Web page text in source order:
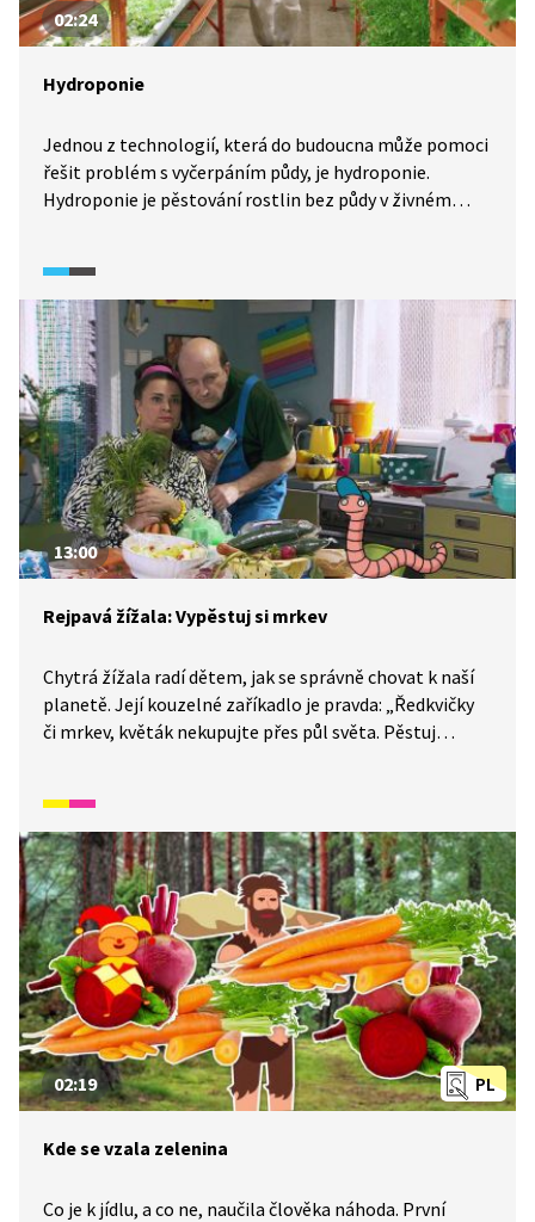
02:24
Hydroponie
Jednou z technologií, která do budoucna může pomoci
řešit problém s vyčerpáním půdy, je hydroponie.
Hydroponie je pěstování rostlin bez půdy v živném
ze zahraničí jsou velmi slibné. Budoucnost hydroponie
vidí pěstitelé v lokalitách s nedostatkem vody nebo
v městských aglomeracích.
13:00
Rejpavá žížala: Vypěstuj si mrkev
Chytrá žížala radí dětem, jak se správně chovat k naší
planetě. Její kouzelné zaříkadlo je pravda: „Ředkvičky
či mrkev, květák nekupujte přes půl světa. Pěstuj
vypěstovat doma? Proč by cestovat neměla? A jak
na to? To nám poradí Anička.
PL
02:19
Kde se vzala zelenina
Co je k jídlu, a co ne, naučila člověka náhoda. První